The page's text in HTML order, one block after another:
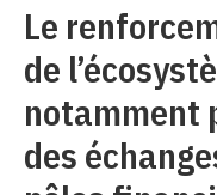
Le
de
notamment
des